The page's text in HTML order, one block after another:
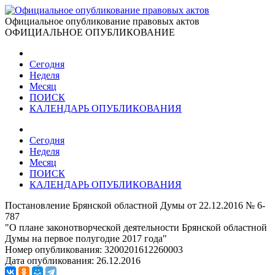
Официальное опубликование правовых актов
ОФИЦИАЛЬНОЕ ОПУБЛИКОВАНИЕ
Сегодня
Неделя
Месяц
ПОИСК
КАЛЕНДАРЬ ОПУБЛИКОВАНИЯ
Сегодня
Неделя
Месяц
ПОИСК
КАЛЕНДАРЬ ОПУБЛИКОВАНИЯ
Постановление Брянской областной Думы от 22.12.2016 № 6-
787
"О плане законотворческой деятельности Брянской областной
Думы на первое полугодие 2017 года"
Номер опубликования: 3200201612260003
Дата опубликования: 26.12.2016